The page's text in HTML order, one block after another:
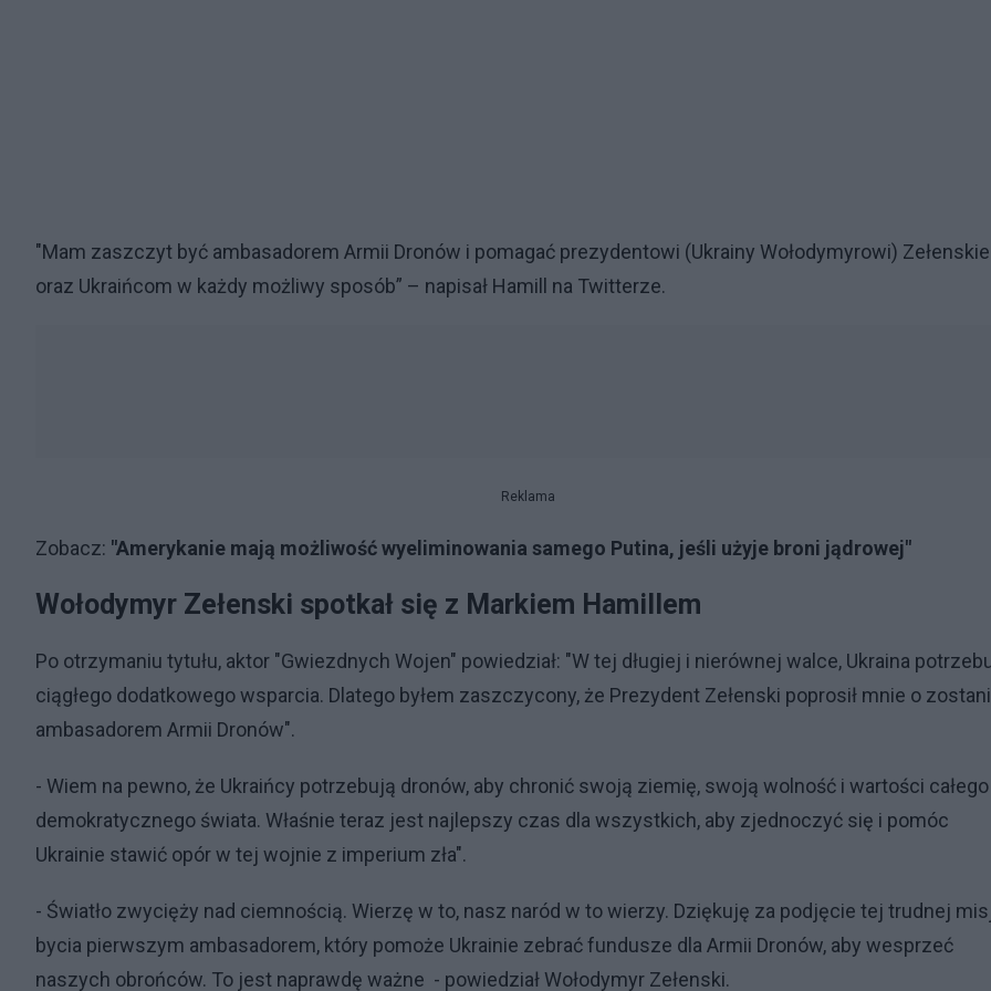
"Mam zaszczyt być ambasadorem Armii Dronów i pomagać prezydentowi (Ukrainy Wołodymyrowi)
oraz Ukraińcom w każdy możliwy sposób” – napisał Hamill na Twitterze.
Reklama
Zobacz: "Amerykanie mają możliwość wyeliminowania samego Putina, jeśli użyje broni jądrowej"
Wołodymyr Zełenski spotkał się z Markiem Hamillem
Po otrzymaniu tytułu, aktor "Gwiezdnych Wojen" powiedział: "W tej długiej i nierównej walce, Ukraina
ciągłego dodatkowego wsparcia. Dlatego byłem zaszczycony, że Prezydent Zełenski poprosił mnie o
ambasadorem Armii Dronów".
- Wiem na pewno, że Ukraińcy potrzebują dronów, aby chronić swoją ziemię, swoją wolność i wartości całego
demokratycznego świata. Właśnie teraz jest najlepszy czas dla wszystkich, aby zjednoczyć się i pomóc
Ukrainie stawić opór w tej wojnie z imperium zła".
- Światło zwycięży nad ciemnością. Wierzę w to, nasz naród w to wierzy. Dziękuję za podjęcie tej trudnej
bycia pierwszym ambasadorem, który pomoże Ukrainie zebrać fundusze dla Armii Dronów, aby wesprzeć
naszych obrońców. To jest naprawdę ważne - powiedział Wołodymyr Zełenski.